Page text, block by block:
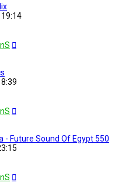
- Future Sound Of Egypt 550